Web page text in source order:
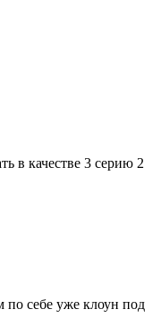
в качестве 3 серию 2
по себе уже клоун под